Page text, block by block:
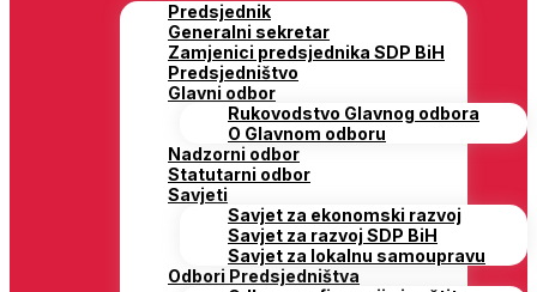
Predsjednik
Generalni sekretar
Zamjenici predsjednika SDP BiH
Predsjedništvo
Glavni odbor
Rukovodstvo Glavnog odbora
O Glavnom odboru
Nadzorni odbor
Statutarni odbor
Savjeti
Savjet za ekonomski razvoj
Savjet za razvoj SDP BiH
Savjet za lokalnu samoupravu
Odbori Predsjedništva